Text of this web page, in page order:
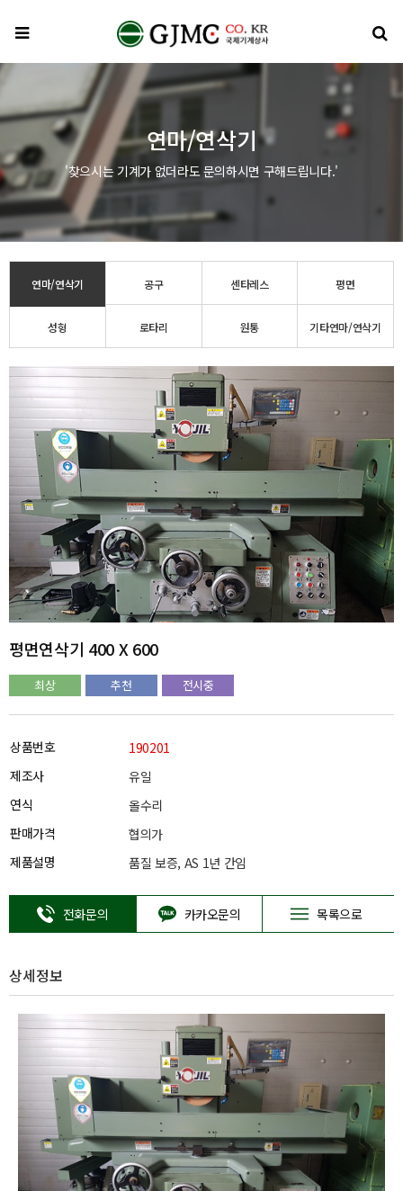
메뉴
연마/연삭기
'찾으시는 기계가 없더라도 문의하시면 구해드립니다.'
연마/연삭기 공구 센타레스 평면
성형 로타리 원통 기타연마/연삭기
평면연삭기 400 X 600
최상 추천 전시중
상품번호
190201
제조사
유일
연식
올수리
판매가격
협의가
제품설명
품질 보증, AS 1년 간임
전화문의 카카오문의 목록으로
상세정보